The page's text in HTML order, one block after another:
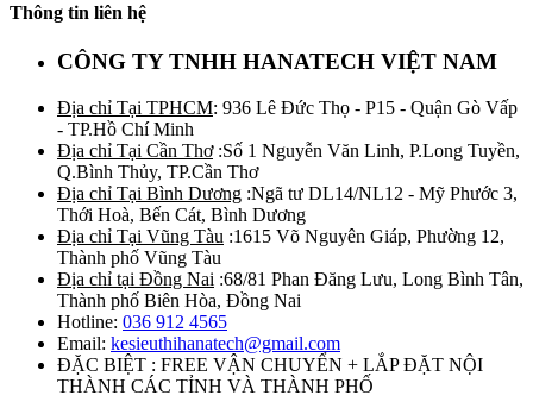
Thông tin liên hệ
CÔNG TY TNHH HANATECH VIỆT NAM
Địa chỉ Tại TPHCM: 936 Lê Đức Thọ - P15 - Quận Gò Vấp
- TP.Hồ Chí Minh
Địa chỉ Tại Cần Thơ:Số 1 Nguyễn Văn Linh, P.Long Tuyền,
Q.Bình Thủy, TP.Cần Thơ
Địa chỉ Tại Bình Dương :Ngã tư DL14/NL12 - Mỹ Phước 3,
Thới Hoà, Bến Cát, Bình Dương
Địa chỉ Tại Vũng Tàu :1615 Võ Nguyên Giáp, Phường 12,
Thành phố Vũng Tàu
Địa chỉ tại Đồng Nai :68/81 Phan Đăng Lưu, Long Bình Tân,
Thành phố Biên Hòa, Đồng Nai
Hotline: 036 912 4565
Email: kesieuthihanatech@gmail.com
ĐẶC BIỆT : FREE VẬN CHUYỂN + LẮP ĐẶT NỘI
THÀNH CÁC TỈNH VÀ THÀNH PHỐ